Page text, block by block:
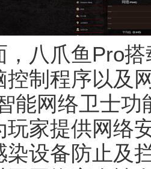
，八爪鱼Pro
控制程序以及
能网络卫士
玩家提供网络
染设备防止及